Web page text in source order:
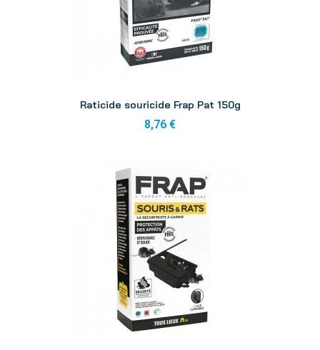
Raticide souricide Frap Pat 150g
8,76 €